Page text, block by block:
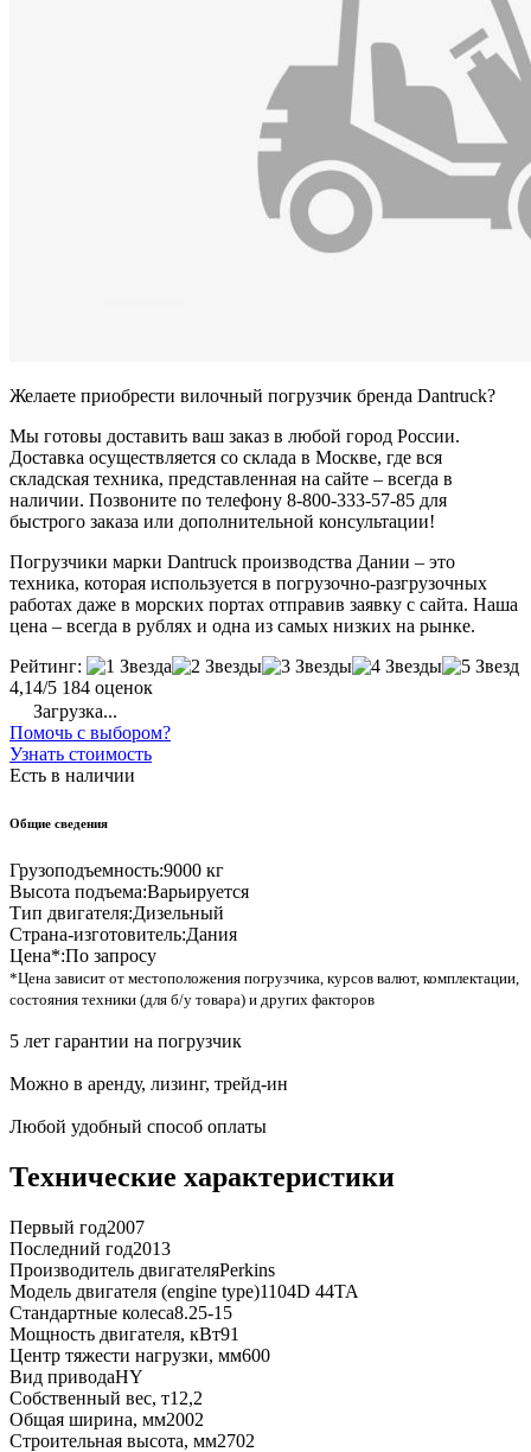
Желаете приобрести вилочный погрузчик бренда Dantruck?
Мы готовы доставить ваш заказ в любой город России.
Доставка осуществляется со склада в Москве, где вся
складская техника, представленная на сайте – всегда в
наличии. Позвоните по телефону 8-800-333-57-85 для
быстрого заказа или дополнительной консультации!
Погрузчики марки Dantruck производства Дании – это
техника, которая используется в погрузочно-разгрузочных
работах даже в морских портах отправив заявку с сайта. Наша
цена – всегда в рублях и одна из самых низких на рынке.
Рейтинг:
4,14/5 184 оценок
Загрузка...
Помочь с выбором?
Узнать стоимость
Есть в наличии
Общие сведения
Грузоподъемность:9000 кг
Высота подъема:Варьируется
Тип двигателя:Дизельный
Страна-изготовитель:Дания
Цена*:По запросу
*Цена зависит от местоположения погрузчика, курсов валют, комплектации,
состояния техники (для б/у товара) и других факторов
5 лет гарантии на погрузчик
Можно в аренду, лизинг, трейд-ин
Любой удобный способ оплаты
Технические характеристики
Первый год2007
Последний год2013
Производитель двигателяPerkins
Модель двигателя (engine type)1104D 44TA
Стандартные колеса8.25-15
Мощность двигателя, кВт91
Центр тяжести нагрузки, мм600
Вид приводаHY
Собственный вес, т12,2
Общая ширина, мм2002
Строительная высота, мм2702